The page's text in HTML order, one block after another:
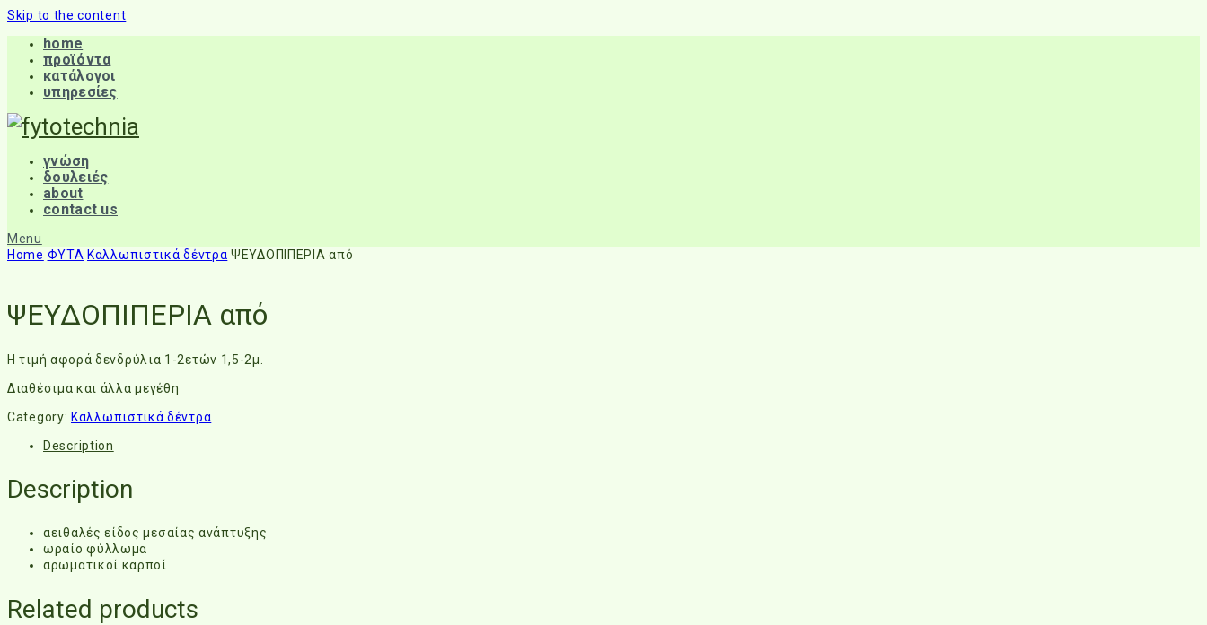
Skip to the content
home
προϊόντα
κατάλογοι
υπηρεσίες
γνώση
δουλειές
about
contact us
Menu
Home ΦΥΤΑ Καλλωπιστικά δέντρα ΨΕΥΔΟΠΙΠΕΡΙΑ από
ΨΕΥΔΟΠΙΠΕΡΙΑ από
Η τιμή αφορά δενδρύλια 1-2ετών 1,5-2μ.
Διαθέσιμα και άλλα μεγέθη
Category: Καλλωπιστικά δέντρα
Description
Description
αειθαλές είδος μεσαίας ανάπτυξης
ωραίο φύλλωμα
αρωματικοί καρποί
Related products